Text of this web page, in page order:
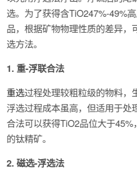
选。为了获得含TiO247%-49%
品，根据矿物物理性质的差异，
选方法。
1. 重-浮联合法
重选过程处理较粗粒级的物料，
浮选过程成本虽高，但适用于处
合法可以获得TiO2品位大于
的钛精矿。
2. 磁选-浮选法